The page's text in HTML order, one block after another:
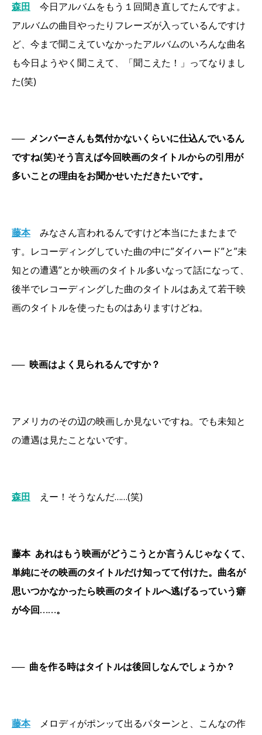
森田
今日アルバムをもう１回聞き直してたんですよ。
アルバムの曲目やったりフレーズが入っているんですけ
ど、今まで聞こえていなかったアルバムのいろんな曲名
も今日ようやく聞こえて、「聞こえた！」ってなりまし
た(笑)
── メンバーさんも気付かないくらいに仕込んでいるん
ですね(笑)そう言えば今回映画のタイトルからの引用が
多いことの理由をお聞かせいただきたいです。
藤本
みなさん言われるんですけど本当にたまたまで
す。レコーディングしていた曲の中に”ダイハード”と”未
知との遭遇”とか映画のタイトル多いなって話になって、
後半でレコーディングした曲のタイトルはあえて若干映
画のタイトルを使ったものはありますけどね。
── 映画はよく見られるんですか？
アメリカのその辺の映画しか見ないですね。でも未知と
の遭遇は見たことないです。
森田 えー！そうなんだ……(笑)
藤本 あれはもう映画がどうこうとか言うんじゃなくて、
単純にその映画のタイトルだけ知ってて付けた。曲名が
思いつかなかったら映画のタイトルへ逃げるっていう癖
が今回……。
── 曲を作る時はタイトルは後回しなんでしょうか？
藤本
メロディがポンッて出るパターンと、こんなの作